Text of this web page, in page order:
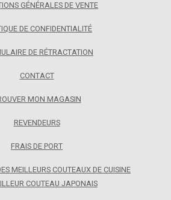
GÉNÉRALES DE VENTE
DE CONFIDENTIALITÉ
DE RÉTRACTATION
CONTACT
MON MAGASIN
REVENDEURS
FRAIS DE PORT
MEILLEURS COUTEAUX DE CUISINE
COUTEAU JAPONAIS